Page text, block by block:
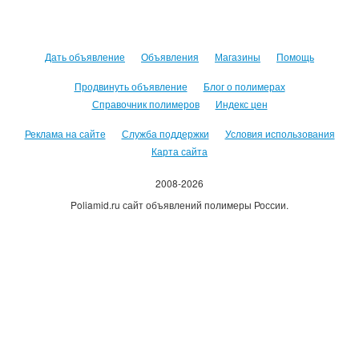
Дать объявление Объявления Магазины Помощь
Продвинуть объявление
Блог о полимерах
Справочник полимеров
Индекс цен
Реклама на сайте Служба поддержки
Условия использования
Карта сайта
2008-2026
Poliamid.ru сайт объявлений полимеры России.